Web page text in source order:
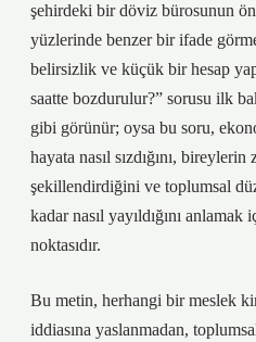
şehirdeki bir döviz bürosunun
yüzlerinde benzer bir ifade
belirsizlik ve küçük bir hesap
saatte bozdurulur?” sorusu ilk
gibi görünür; oysa bu soru,
hayata nasıl sızdığını, bireylerin
şekillendirdiğini ve toplumsal
kadar nasıl yayıldığını
noktasıdır.
Bu metin, herhangi bir meslek
iddiasına yaslanmadan,